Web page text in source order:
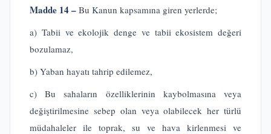
Madde 14 – Bu Kanun kapsamına giren yerlerde;
a) Tabii ve ekolojik denge ve tabii ekosistem değeri
bozulamaz,
b) Yaban hayatı tahrip edilemez,
c) Bu sahaların özelliklerinin kaybolmasına veya
değiştirilmesine sebep olan veya olabilecek her türlü
müdahaleler ile toprak, su ve hava kirlenmesi ve